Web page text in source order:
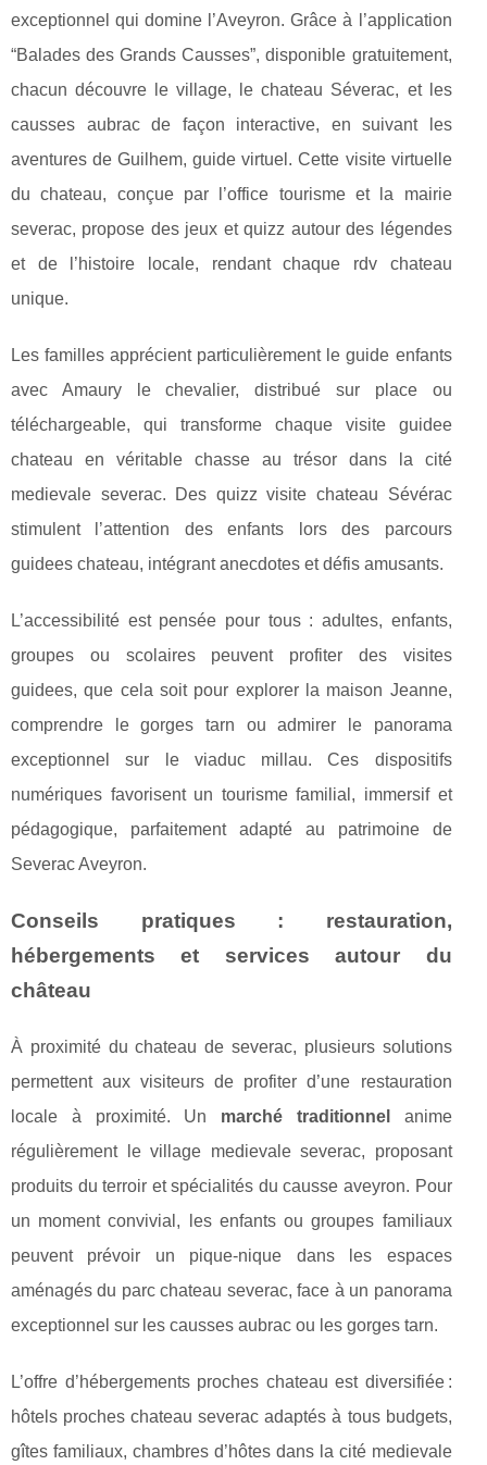
exceptionnel qui domine l’Aveyron. Grâce à l’application
“Balades des Grands Causses”, disponible gratuitement,
chacun découvre le village, le chateau Séverac, et les
causses aubrac de façon interactive, en suivant les
aventures de Guilhem, guide virtuel. Cette visite virtuelle
du chateau, conçue par l’office tourisme et la mairie
severac, propose des jeux et quizz autour des légendes
et de l’histoire locale, rendant chaque rdv chateau
unique.
Les familles apprécient particulièrement le guide enfants
avec Amaury le chevalier, distribué sur place ou
téléchargeable, qui transforme chaque visite guidee
chateau en véritable chasse au trésor dans la cité
medievale severac. Des quizz visite chateau Sévérac
stimulent l’attention des enfants lors des parcours
guidees chateau, intégrant anecdotes et défis amusants.
L’accessibilité est pensée pour tous : adultes, enfants,
groupes ou scolaires peuvent profiter des visites
guidees, que cela soit pour explorer la maison Jeanne,
comprendre le gorges tarn ou admirer le panorama
exceptionnel sur le viaduc millau. Ces dispositifs
numériques favorisent un tourisme familial, immersif et
pédagogique, parfaitement adapté au patrimoine de
Severac Aveyron.
Conseils pratiques : restauration,
hébergements et services autour du
château
À proximité du chateau de severac, plusieurs solutions
permettent aux visiteurs de profiter d’une restauration
locale à proximité. Un marché traditionnel
anime
régulièrement le village medievale severac, proposant
produits du terroir et spécialités du causse aveyron. Pour
un moment convivial, les enfants ou groupes familiaux
peuvent prévoir un pique-nique dans les espaces
aménagés du parc chateau severac, face à un panorama
exceptionnel sur les causses aubrac ou les gorges tarn.
L’offre d’hébergements proches chateau est diversifiée :
hôtels proches chateau severac adaptés à tous budgets,
gîtes familiaux, chambres d’hôtes dans la cité medievale